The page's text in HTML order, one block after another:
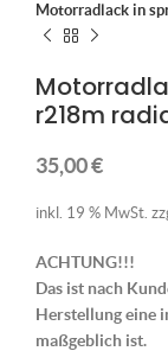
Motorradlack in
r218m
35,00€
inkl. 19 % MwSt.
ACHTUNG!!!
Das ist nach
Herstellung eine
maßgeblich ist.